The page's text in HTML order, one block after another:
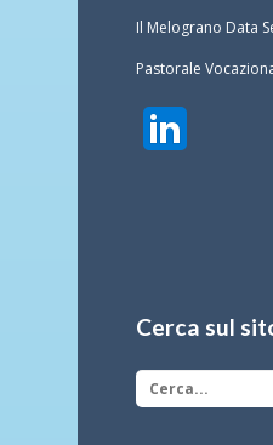
Il Melograno Data
Pastorale
Cerca sul